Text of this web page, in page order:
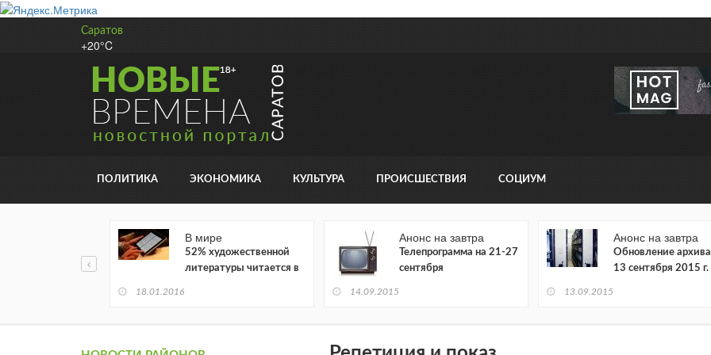
Саратов
+20°C
ПОЛИТИКА ЭКОНОМИКА КУЛЬТУРА ПРОИСШЕСТВИЯ СОЦИУМ
В мире
52% художественной
литературы читается в
18.01.2016
Анонс на завтра
Телепрограмма на 21-27
сентября
14.09.2015
Анонс на завтра
Обновление архива
13 сентября 2015 г.
13.09.2015